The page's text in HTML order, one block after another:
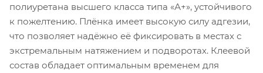
полиуретана высшего класса типа «А+», устойчивого
к пожелтению. Плёнка имеет высокую силу адгезии,
что позволяет надёжно её фиксировать в местах с
экстремальным натяжением и подворотах. Клеевой
состав обладает оптимальным временем для